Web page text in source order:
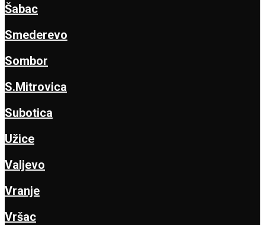
Šabac
Smederevo
Sombor
S.Mitrovica
Subotica
Užice
Valjevo
Vranje
Vršac